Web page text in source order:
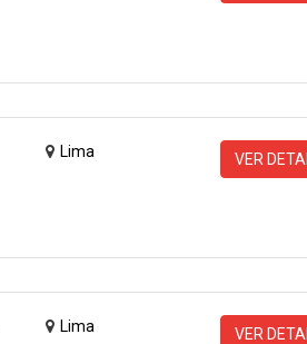
Lima VER
Lima VER